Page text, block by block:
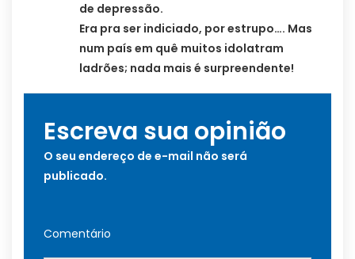
de depressão.
Era pra ser indiciado, por estrupo…. Mas
num país em quê muitos idolatram
ladrões; nada mais é surpreendente!
Escreva sua opinião
O seu endereço de e-mail não será
publicado.
Comentário